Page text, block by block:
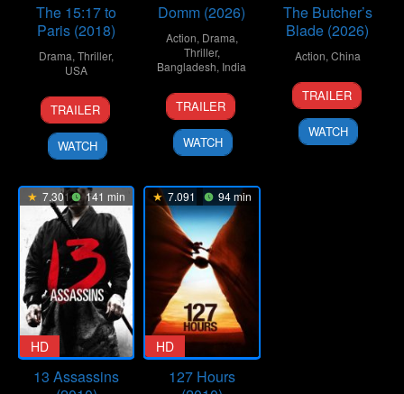
The 15:17 to
Paris (2018)
Drama,Thriller,
USA
7
Feb
2018
Clint
Eastwood
TRAILER
WATCH
Domm (2026)
Action, Drama,
Thriller,
Bangladesh, India
21
Mar
2026
Redoan
Rony
TRAILER
WATCH
The Butcher’s
Blade (2026)
Action, China
8
Jan
2026
Liu
Wenpu
TRAILER
WATCH
7.301 141 min
HD
13 Assassins
7.091 94 min
HD
127 Hours